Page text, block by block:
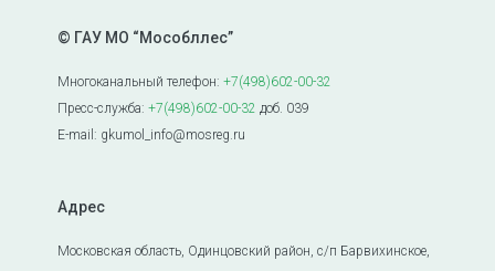
© ГАУ МО “Мособллес”
Многоканальный телефон:+7(498)602-00-32
Пресс-служба:+7(498)602-00-32 доб. 039
E-mail: gkumol_info@mosreg.ru
Адрес
Московская область, Одинцовский район, с/п Барвихинское,